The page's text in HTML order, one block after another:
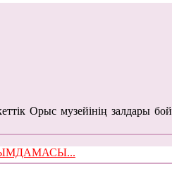
Орыс музейінің залдары